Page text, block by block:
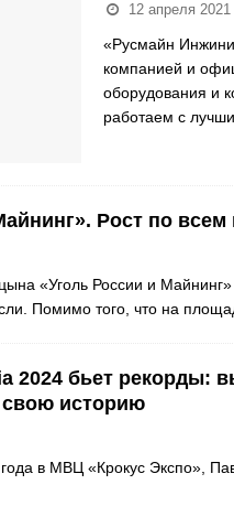
12 апреля 2021
«Русмайн
компанией и
оборудования и
работаем с
Рост по всем
«Уголь России и
Помимо того, что на
2024 бьет рекорды:
свою историю
в МВЦ «Крокус Экспо»,